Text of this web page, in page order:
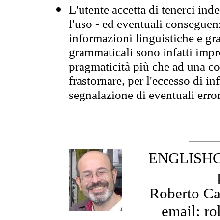
L'utente accetta di tenerci
l'uso - ed eventuali
informazioni linguistiche e
grammaticali sono infatti
pragmaticità più che ad una
frastornare, per l'eccesso di
segnalazione di eventuali
Roberto
email: